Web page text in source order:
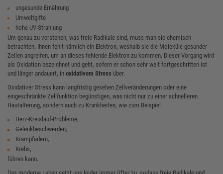
ungesunde Ernährung
Umweltgifte
hohe UV-Strahlung
Um genau zu verstehen, was freie Radikale sind, muss man sie chemisch
betrachten. Ihnen fehlt nämlich ein Elektron, weshalb sie die Moleküle gesunder
Zellen angreifen, um an dieses fehlende Elektron zu kommen. Dieser Vorgang wird
als Oxidation bezeichnet und geht, sofern er schon sehr weit fortgeschritten ist
und länger andauert, in oxidativem Stress über.
Oxidativer Stress kann langfristig gesehen Zellveränderungen oder eine
eingeschränkte Zellfunktion begünstigen, was nicht nur zu einer schnelleren
Hautalterung, sondern auch zu Krankheiten, wie zum Beispiel
Herz-Kreislauf-Probleme,
Gelenkbeschwerden,
Krampfadern,
Krebs,
führen kann.